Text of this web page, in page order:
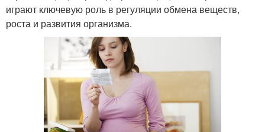
играют ключевую роль в регуляции обмена веществ,
роста и развития организма.